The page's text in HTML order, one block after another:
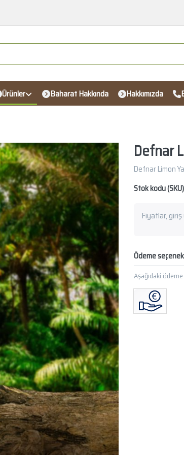
Ürünler Baharat Hakkında Hakkımızda
Defnar
Defnar Limon
Stok kodu (SKU)
Fiyatlar,
Ödeme
Aşağıdaki